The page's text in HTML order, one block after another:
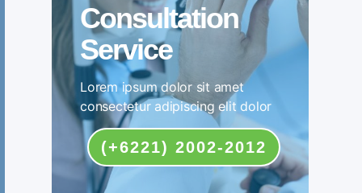
Consultation
Service
Lorem ipsum dolor sit amet
consectetur adipiscing elit dolor
(+6221) 2002-2012